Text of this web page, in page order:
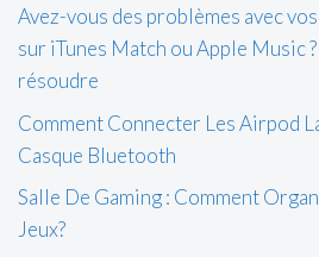
Avez-vous des problèmes avec
sur iTunes Match ou Apple Music
résoudre
Comment Connecter Les Airpod
Casque Bluetooth
Salle De Gaming : Comment
Jeux?